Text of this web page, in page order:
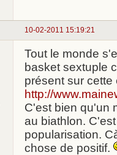
10-02-2011 15:19:21
Tout le monde
basket sextuple
présent sur
http://
C'est bien qu'un
au biathlon.
popularisation.
chose de positif.